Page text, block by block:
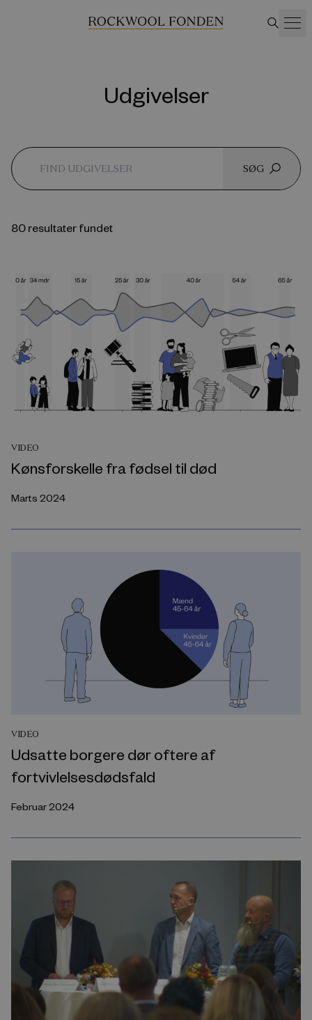
Udgivelser
SØG
80 resultater fundet
VIDEO
Kønsforskelle fra fødsel til død
Marts 2024
VIDEO
Udsatte borgere dør oftere af
fortvivlelsesdødsfald
Februar 2024